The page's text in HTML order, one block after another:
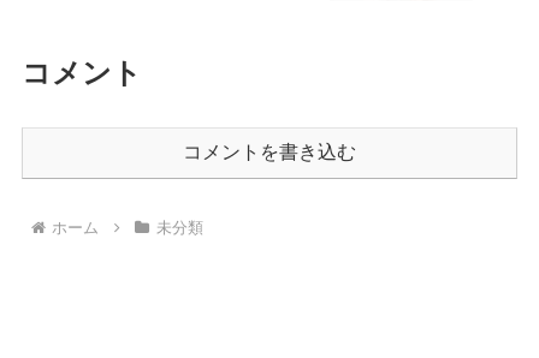
コメント
コメントを書き込む
ホーム 未分類